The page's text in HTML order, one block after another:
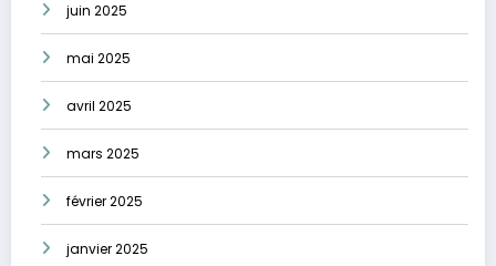
juin 2025
mai 2025
avril 2025
mars 2025
février 2025
janvier 2025